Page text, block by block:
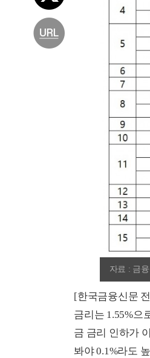
자료 : 금
[한국금융신문
금리는 1.55%으
금 금리 인하가
봐야 0.1%라도